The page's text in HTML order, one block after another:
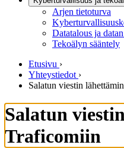
Arjen tietoturva
Datatalous ja
Tekoälyn sääntely
Etusivu ›
Yhteystiedot ›
Salatun viestin
Salatun
Traficomiin